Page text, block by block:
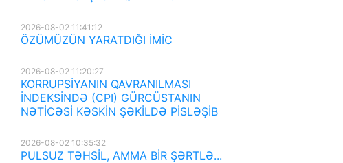
2026-08-02 11:41:12
ÖZÜMÜZÜN YARATDIĞI İMİC
2026-08-02 11:20:27
KORRUPSİYANIN QAVRANILMASI
İNDEKSİNDƏ (CPI) GÜRCÜSTANIN
NƏTİCƏSİ KƏSKİN ŞƏKİLDƏ PİSLƏŞİB
2026-08-02 10:35:32
PULSUZ TƏHSİL, AMMA BİR ŞƏRTLƏ...